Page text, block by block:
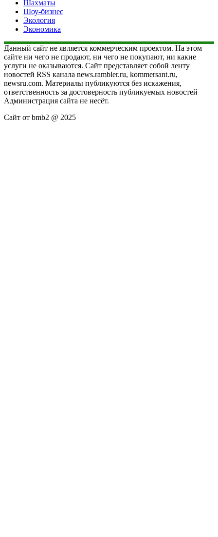
Шахматы
Шоу-бизнес
Экология
Экономика
Данный сайт не является коммерческим проектом. На этом
сайте ни чего не продают, ни чего не покупают, ни какие
услуги не оказываются. Сайт представляет собой ленту
новостей RSS канала news.rambler.ru, kommersant.ru,
newsru.com. Материалы публикуются без искажения,
ответственность за достоверность публикуемых новостей
Администрация сайта не несёт.
Сайт от bmb2 @ 2025